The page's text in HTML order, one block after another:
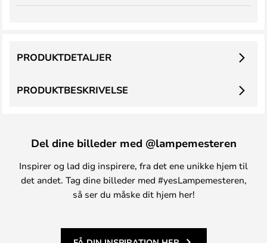
PRODUKTBESKRIVELSE
PRODUKTDETALJER
Del dine billeder med @lampemesteren
Inspirer og lad dig inspirere, fra det ene unikke hjem til
det andet. Tag dine billeder med #yesLampemesteren,
så ser du måske dit hjem her!